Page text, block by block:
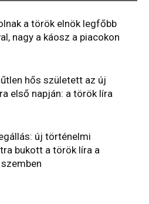
a török elnök legfőbb
nagy a káosz a piacokon
hős született az új
első napján: a török líra
új történelmi
bukott a török líra a